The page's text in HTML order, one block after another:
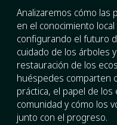
Analizaremos cómo las
en el conocimiento
configurando el futuro
cuidado de los árboles
restauración de los
huéspedes comparten
práctica, el papel de
comunidad y cómo los
junto con el progreso.